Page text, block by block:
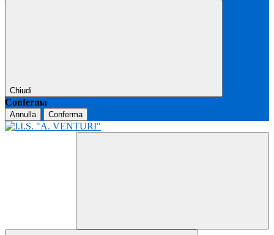
Chiudi
Conferma
Annulla Conferma